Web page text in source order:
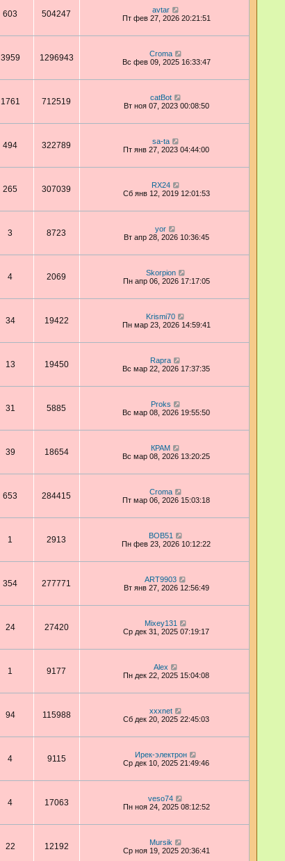
603 504247
avtar
Пт фев 27, 2026 20:21:51
3959 1296943
Croma
Вс фев 09, 2025 16:33:47
1761 712519
catBot
Вт ноя 07, 2023 00:08:50
494 322789
sa-ta
Пт янв 27, 2023 04:44:00
265 307039
RX24
Сб янв 12, 2019 12:01:53
3 8723
yor
Вт апр 28, 2026 10:36:45
4 2069
Skorpion
Пн апр 06, 2026 17:17:05
34 19422
Krismi70
Пн мар 23, 2026 14:59:41
13 19450
Rapra
Вс мар 22, 2026 17:37:35
31 5885
Proks
Вс мар 08, 2026 19:55:50
39 18654
КРАМ
Вс мар 08, 2026 13:20:25
653 284415
Croma
Пт мар 06, 2026 15:03:18
1 2913
BOB51
Пн фев 23, 2026 10:12:22
354 277771
ART9903
Вт янв 27, 2026 12:56:49
24 27420
Mixey131
Ср дек 31, 2025 07:19:17
1 9177
Аlex
Пн дек 22, 2025 15:04:08
94 115988
xxxnet
Сб дек 20, 2025 22:45:03
4 9115
Ирек-электрон
Ср дек 10, 2025 21:49:46
4 17063
veso74
Пн ноя 24, 2025 08:12:52
22 12192
Mursik
Ср ноя 19, 2025 20:36:41